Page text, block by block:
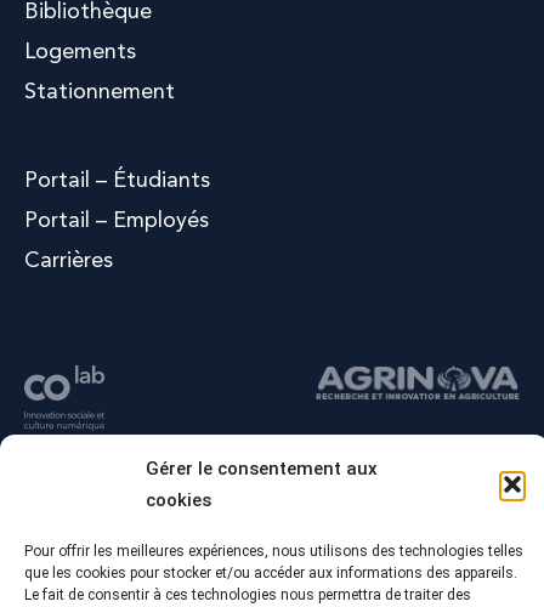
Gérer le consentement aux
cookies
Pour offrir les meilleures expériences, nous utilisons des technologies telles
que les cookies pour stocker et/ou accéder aux informations des appareils.
Le fait de consentir à ces technologies nous permettra de traiter des
Bibliothèque
Logements
Stationnement
Portail – Étudiants
Portail – Employés
Carrières